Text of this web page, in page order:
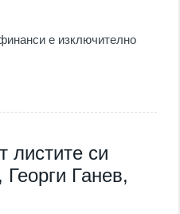
е изключително
листите си
Ганев,